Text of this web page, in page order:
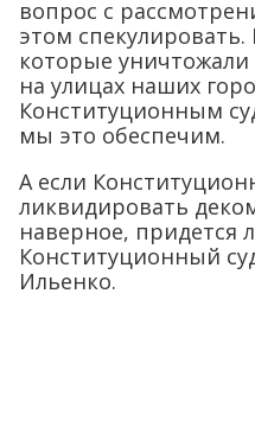
вопрос с
этом
которые
на улицах наших
Конституционным
мы это обеспечим.
А если
ликвидировать
наверное, придется
Конституционный
Ильенко.